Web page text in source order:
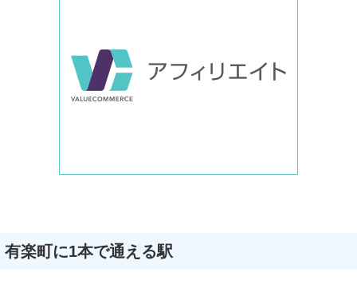
有楽町に1本で通える駅